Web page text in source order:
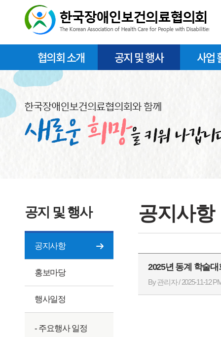
협의회 소개 공지 및 행사 사업
공지 및 행사
공지사항
홍보마당
행사일정
- 주요행사 일정
공지사항
2025년 동계 학술
By 관리자 / 2025-11-12